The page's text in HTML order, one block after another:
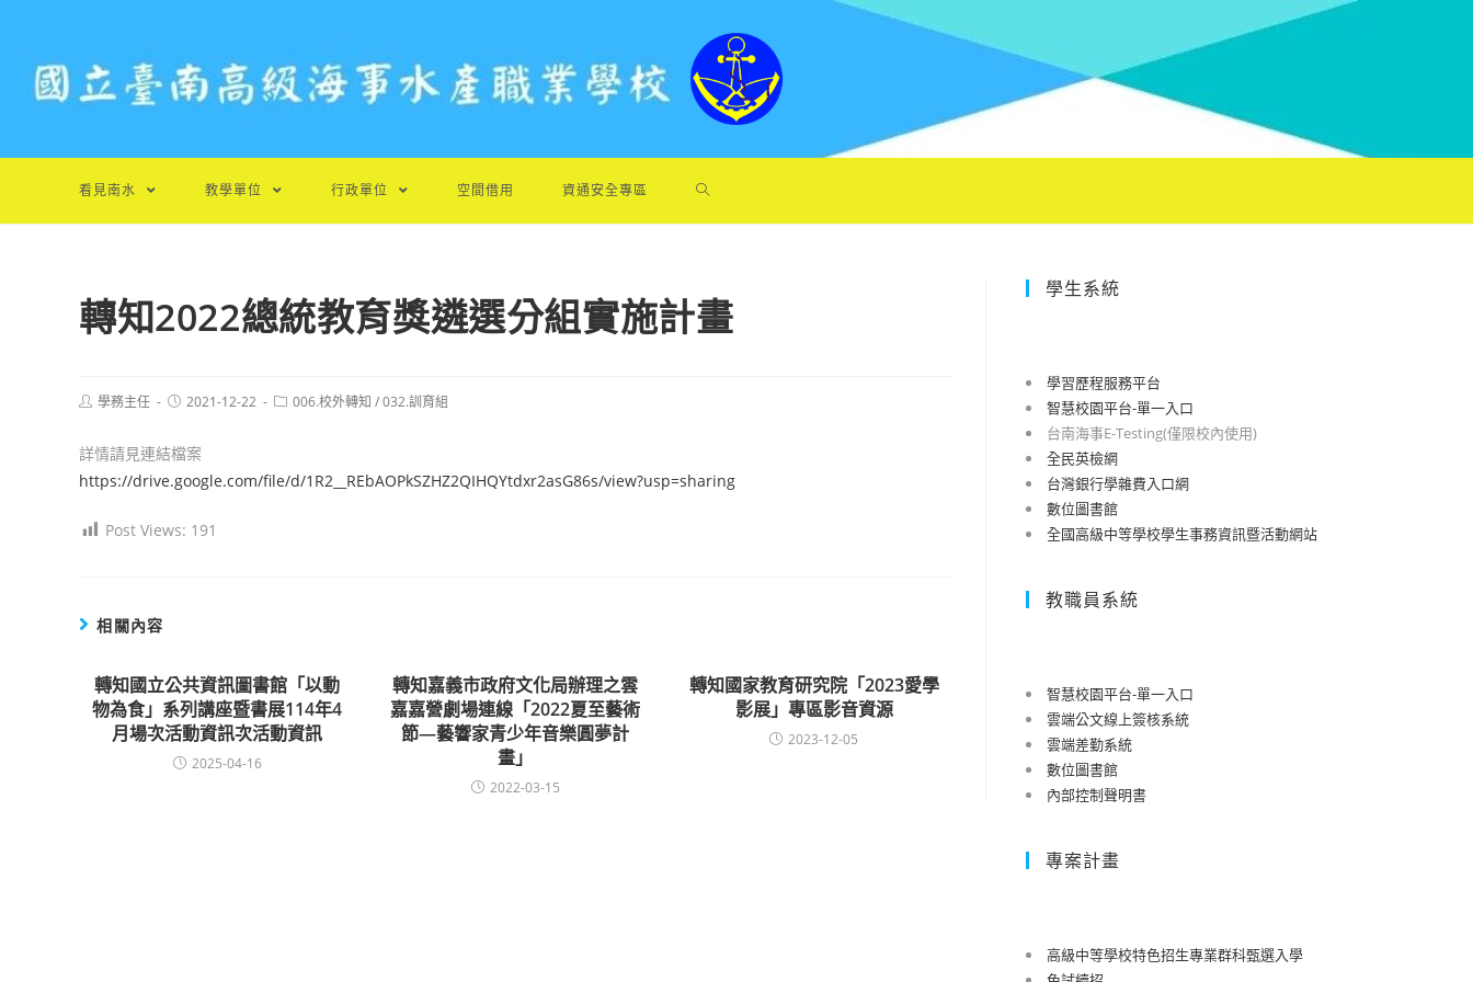
看見南水 教學單位 行政單位 空間借用 資通安全專區
轉知2022總統教育獎遴選分組實施計畫
Post學務主任
Post2021-12-22
Post006.校外轉知 /032.訓育組
詳情請見連結檔案
https://drive.google.com/file/d/1R2__REbAOPkSZHZ2QIHQYtdxr2asG86s/view?usp=sharing
Post Views: 191
相關內容
轉知國立公共資訊圖書館「以動
物為食」系列講座暨書展114年4
月場次活動資訊次活動資訊
2025-04-16
轉知嘉義市政府文化局辦理之雲
嘉嘉營劇場連線「2022夏至藝術
節―藝響家青少年音樂圓夢計
畫」
2022-03-15
轉知國家教育研究院「2023愛學
影展」專區影音資源
2023-12-05
學生系統
學習歷程服務平台
智慧校園平台-單一入口
台南海事E-Testing(僅限校內使用)
全民英檢網
台灣銀行學雜費入口網
數位圖書館
全國高級中等學校學生事務資訊暨活動網站
教職員系統
智慧校園平台-單一入口
雲端公文線上簽核系統
雲端差勤系統
數位圖書館
內部控制聲明書
專案計畫
高級中等學校特色招生專業群科甄選入學